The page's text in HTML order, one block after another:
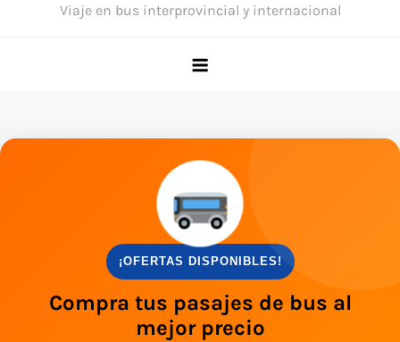
Viaje en bus interprovincial y internacional
¡OFERTAS DISPONIBLES!
Compra tus pasajes de bus al
mejor precio